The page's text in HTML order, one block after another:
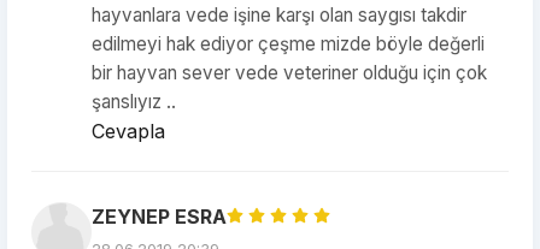
hayvanlara vede işine karşı olan saygısı takdir
edilmeyi hak ediyor çeşme mizde böyle değerli
bir hayvan sever vede veteriner olduğu için çok
şanslıyız ..
Cevapla
ZEYNEP ESRA